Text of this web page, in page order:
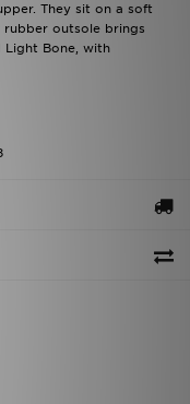
They sit on a soft
outsole brings
Light Bone, with